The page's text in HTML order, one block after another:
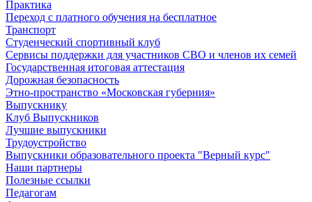
Практика
Переход с платного обучения на бесплатное
Транспорт
Студенческий спортивный клуб
Сервисы поддержки для участников СВО и членов их семей
Государственная итоговая аттестация
Дорожная безопасность
Этно-пространство «Московская губерния»
Выпускнику
Клуб Выпускников
Лучшие выпускники
Трудоустройство
Выпускники образовательного проекта "Верный курс"
Наши партнеры
Полезные ссылки
Педагогам